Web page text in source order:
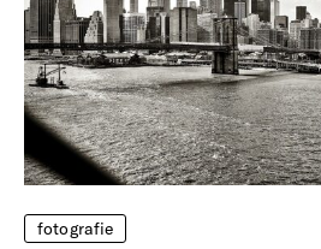
fotografie